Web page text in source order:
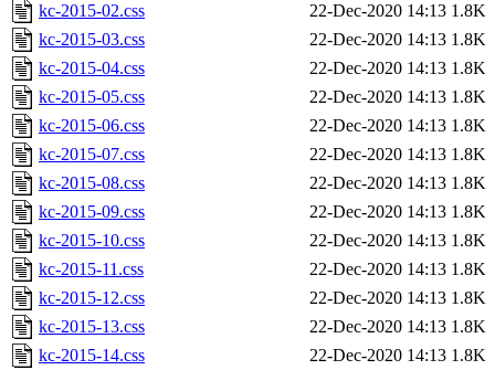
kc-2015-02.css
22-Dec-2020 14:13 1.8K
kc-2015-03.css
22-Dec-2020 14:13 1.8K
kc-2015-04.css
22-Dec-2020 14:13 1.8K
kc-2015-05.css
22-Dec-2020 14:13 1.8K
kc-2015-06.css
22-Dec-2020 14:13 1.8K
kc-2015-07.css
22-Dec-2020 14:13 1.8K
kc-2015-08.css
22-Dec-2020 14:13 1.8K
kc-2015-09.css
22-Dec-2020 14:13 1.8K
kc-2015-10.css
22-Dec-2020 14:13 1.8K
kc-2015-11.css
22-Dec-2020 14:13 1.8K
kc-2015-12.css
22-Dec-2020 14:13 1.8K
kc-2015-13.css
22-Dec-2020 14:13 1.8K
kc-2015-14.css
22-Dec-2020 14:13 1.8K